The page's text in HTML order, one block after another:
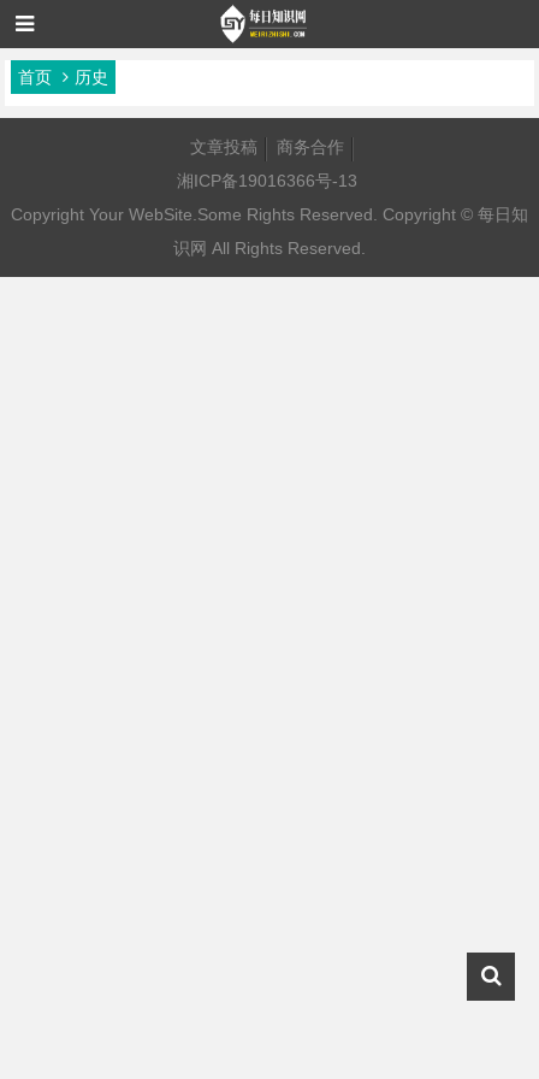
首页 历史
文章投稿
商务合作
湘ICP备19016366号-13
Copyright Your WebSite.Some Rights Reserved. Copyright © 每日知
识网 All Rights Reserved.